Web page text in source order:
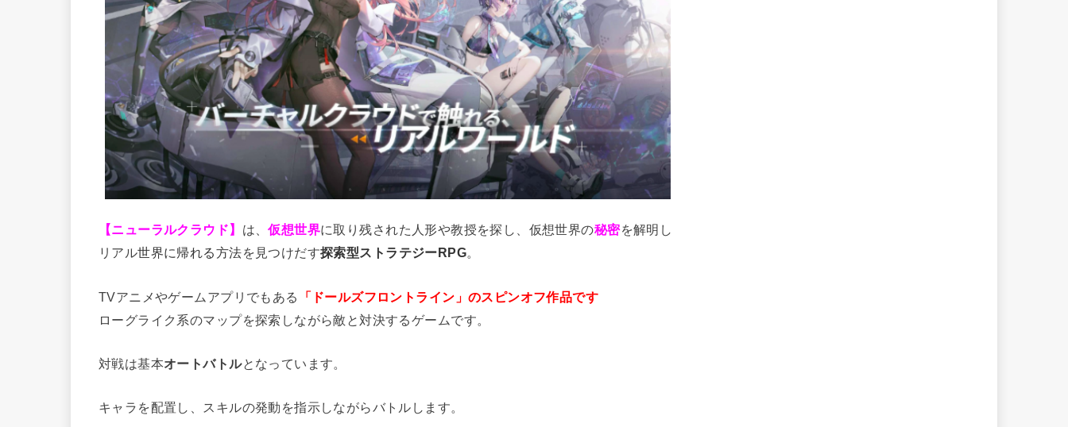
【ニューラルクラウド】 は、仮想世界に取り残された人形や教授を探し、仮想世界の秘密を解明し
リアル世界に帰れる方法を見つけだす探索型ストラテジーRPG。
TVアニメやゲームアプリでもある
「ドールズフロントライン」のスピンオフ作品です
ローグライク系のマップを探索しながら敵と対決するゲームです。
対戦は基本オートバトルとなっています。
キャラを配置し、スキルの発動を指示しながらバトルします。